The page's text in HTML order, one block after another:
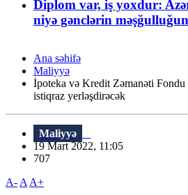
Diplom var, iş yoxdur:
niyə gənclərin
Ana səhifə
Maliyyə
İpoteka və Kredit Zəmanəti Fondu
istiqraz yerləşdirəcək
Maliyyə
19 Mart 2022, 11:05
707
A- A A+